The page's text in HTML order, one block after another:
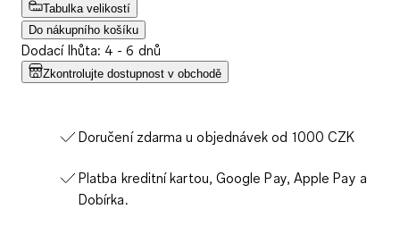
Tabulka velikostí
Do nákupního košíku
Dodací lhůta: 4 - 6 dnů
Zkontrolujte dostupnost v obchodě
Doručení zdarma u objednávek od 1000 CZK
Platba kreditní kartou, Google Pay, Apple Pay a
Dobírka.